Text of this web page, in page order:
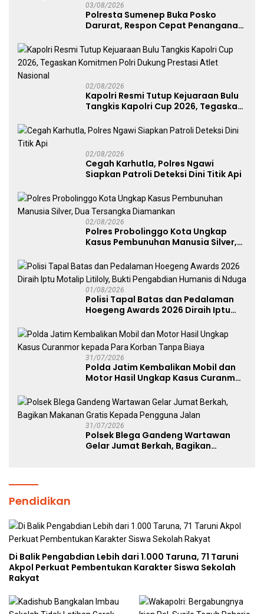
03/08/2026
Polresta Sumenep Buka Posko
Darurat, Respon Cepat Penanganan
Sentosa 2
02/08/2026
Kapolri Resmi Tutup Kejuaraan Bulu
Tangkis Kapolri Cup 2026, Tegaskan
Atlet Nasional
02/08/2026
Cegah Karhutla, Polres Ngawi
Siapkan Patroli Deteksi Dini Titik Api
02/08/2026
Polres Probolinggo Kota Ungkap
Kasus Pembunuhan Manusia Silver,
01/08/2026
Polisi Tapal Batas dan Pedalaman
Hoegeng Awards 2026 Diraih Iptu
Humanis di Nduga
31/07/2026
Polda Jatim Kembalikan Mobil dan
Motor Hasil Ungkap Kasus Curanmor
31/07/2026
Polsek Blega Gandeng Wartawan
Gelar Jumat Berkah, Bagikan
Pendidikan
Di Balik Pengabdian Lebih dari 1.000 Taruna, 71 Taruni
Akpol Perkuat Pembentukan Karakter Siswa Sekolah
Rakyat